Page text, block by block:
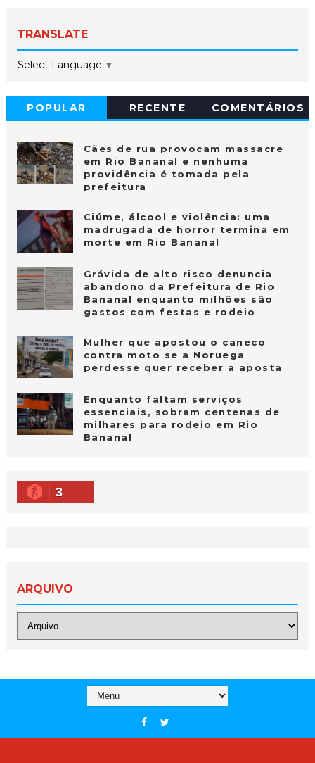
TRANSLATE
Select Language ▼
POPULAR RECENTE COMENTÁRIOS
Cães de rua provocam massacre
em Rio Bananal e nenhuma
providência é tomada pela
prefeitura
Ciúme, álcool e violência: uma
madrugada de horror termina em
morte em Rio Bananal
Grávida de alto risco denuncia
abandono da Prefeitura de Rio
Bananal enquanto milhões são
gastos com festas e rodeio
Mulher que apostou o caneco
contra moto se a Noruega
perdesse quer receber a aposta
Enquanto faltam serviços
essenciais, sobram centenas de
milhares para rodeio em Rio
Bananal
3
ARQUIVO